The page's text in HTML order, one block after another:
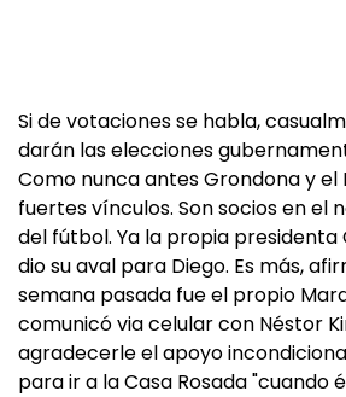
Si de votaciones se habla,
darán las elecciones
Como nunca antes Grondona y el
fuertes vínculos. Son socios en el
del fútbol. Ya la propia presidenta
dio su aval para Diego. Es más,
semana pasada fue el propio
comunicó via celular con Néstor
agradecerle el apoyo
para ir a la Casa Rosada "cuando